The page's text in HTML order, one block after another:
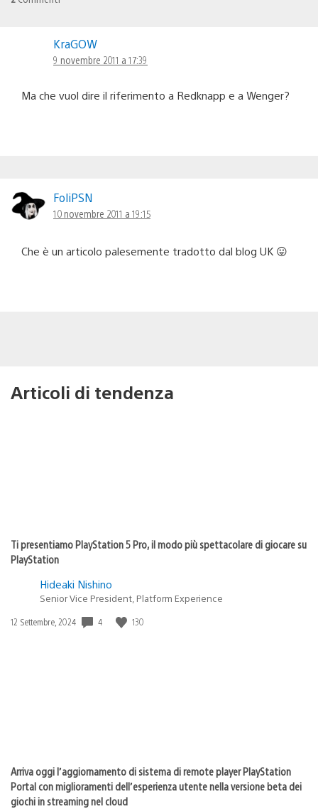
KraGOW
9 novembre 2011 a 17:39
Ma che vuol dire il riferimento a Redknapp e a Wenger?
FoliPSN
10 novembre 2011 a 19:15
Che è un articolo palesemente tradotto dal blog UK 😛
Articoli di tendenza
Ti presentiamo PlayStation 5 Pro, il modo più spettacolare di giocare su
PlayStation
Hideaki Nishino
Senior Vice President, Platform Experience
Data
12 Settembre, 2024 4 130
Arriva oggi l’aggiornamento di sistema di remote player PlayStation
Portal con miglioramenti dell’esperienza utente nella versione beta dei
giochi in streaming nel cloud